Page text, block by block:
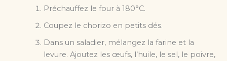
Préchauffez le four à 180°C.
Coupez le chorizo en petits dés.
Dans un saladier, mélangez la farine et la
levure. Ajoutez les œufs, l’huile, le sel, le poivre,